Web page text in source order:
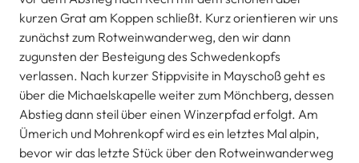
kurzen Grat am Koppen schließt. Kurz orientieren wir uns
zunächst zum Rotweinwanderweg, den wir dann
zugunsten der Besteigung des Schwedenkopfs
verlassen. Nach kurzer Stippvisite in Mayschoß geht es
über die Michaelskapelle weiter zum Mönchberg, dessen
Abstieg dann steil über einen Winzerpfad erfolgt. Am
Ümerich und Mohrenkopf wird es ein letztes Mal alpin,
bevor wir das letzte Stück über den Rotweinwanderweg